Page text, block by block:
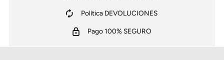
Política DEVOLUCIONES
Pago 100% SEGURO